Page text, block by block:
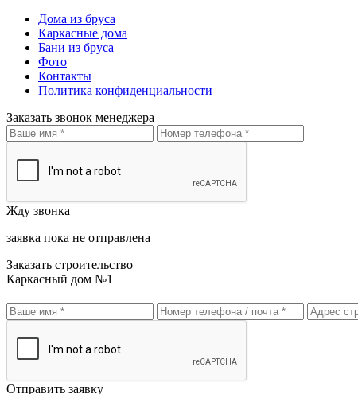
Дома из бруса
Каркасные дома
Бани из бруса
Фото
Контакты
Политика конфиденциальности
Заказать звонок менеджера
Жду звонка
заявка пока не отправлена
Заказать строительство
Каркасный дом №1
Отправить заявку